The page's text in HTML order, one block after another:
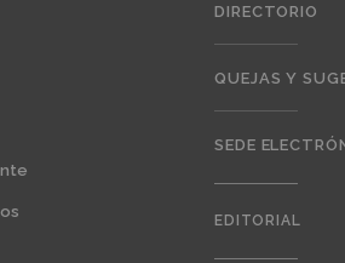
DIRECTORIO
QUEJAS Y
SEDE
EDITORIAL